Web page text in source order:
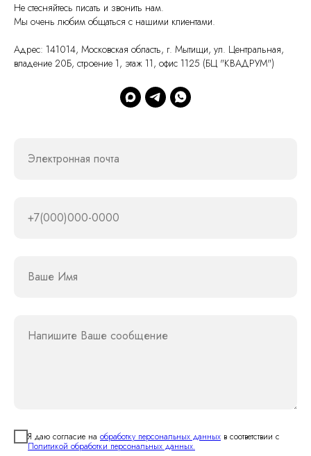
Не стесняйтесь писать и звонить нам.
Мы очень любим общаться с нашими клиентами.
Адрес: 141014, Московская область, г. Мытищи, ул. Центральная,
владение 20Б, строение 1, этаж 11, офис 1125 (БЦ "КВАДРУМ")
Электронная почта
+7(000)000-0000
Ваше Имя
Напишите Ваше сообщение
Я даю согласие на обработку персональных данных в соответствии с
Политикой обработки персональных данных.